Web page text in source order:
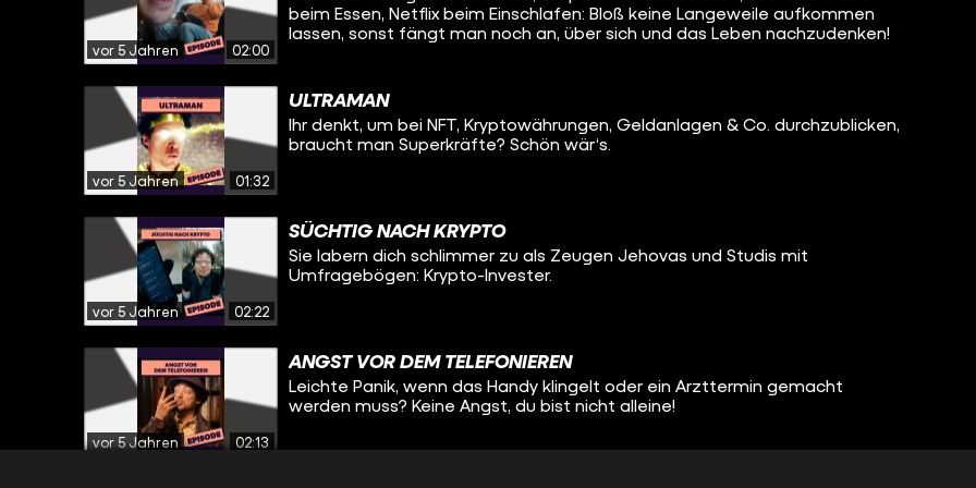
vor 5 Jahren 02:00
beim Essen, Netflix beim Einschlafen: Bloß keine Langeweile aufkommen
lassen, sonst fängt man noch an, über sich und das Leben nachzudenken!
vor 5 Jahren 01:32
ULTRAMAN
Ihr denkt, um bei NFT, Kryptowährungen, Geldanlagen & Co. durchzublicken,
braucht man Superkräfte? Schön wär‘s.
vor 5 Jahren 02:22
SÜCHTIG NACH KRYPTO
Sie labern dich schlimmer zu als Zeugen Jehovas und Studis mit
Umfragebögen: Krypto-Invester.
vor 5 Jahren 02:13
ANGST VOR DEM TELEFONIEREN
Leichte Panik, wenn das Handy klingelt oder ein Arzttermin gemacht
werden muss? Keine Angst, du bist nicht alleine!